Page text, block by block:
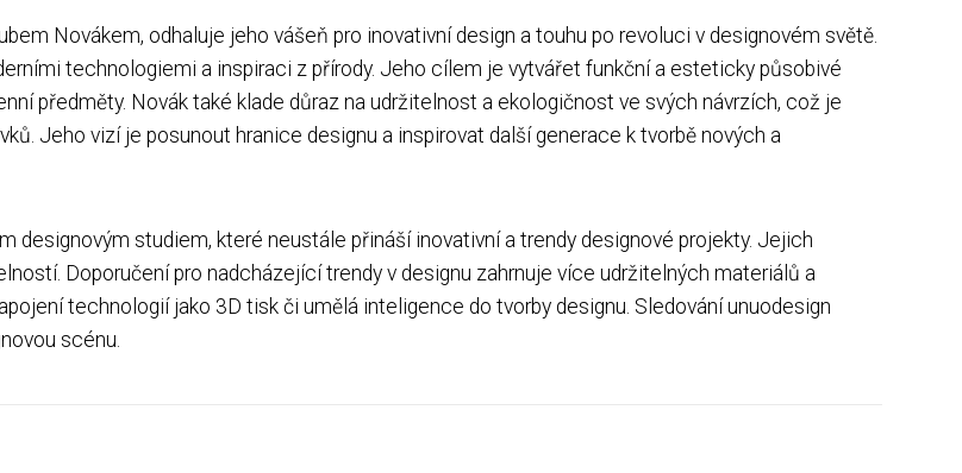
Novákem, odhaluje jeho vášeň pro inovativní design a touhu po revoluci v designovém světě.
technologiemi a inspiraci z přírody. Jeho cílem je vytvářet funkční a esteticky působivé
předměty. Novák také klade důraz na udržitelnost a ekologičnost ve svých návrzích, což je
Jeho vizí je posunout hranice designu a inspirovat další generace k tvorbě nových a
designovým studiem, které neustále přináší inovativní a trendy designové projekty. Jejich
Doporučení pro nadcházející trendy v designu zahrnuje více udržitelných materiálů a
technologií jako 3D tisk či umělá inteligence do tvorby designu. Sledování unuodesign
scénu.